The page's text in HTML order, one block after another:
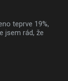
teprve 19%,
jsem rád, že